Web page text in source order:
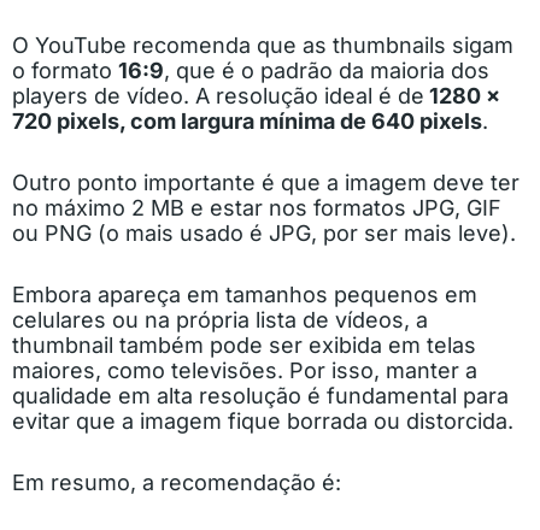
O YouTube recomenda que as thumbnails sigam
o formato 16:9, que é o padrão da maioria dos
players de vídeo. A resolução ideal é de 1280 x
720 pixels, com largura mínima de 640 pixels.
Outro ponto importante é que a imagem deve ter
no máximo 2 MB e estar nos formatos JPG, GIF
ou PNG (o mais usado é JPG, por ser mais leve).
Embora apareça em tamanhos pequenos em
celulares ou na própria lista de vídeos, a
thumbnail também pode ser exibida em telas
maiores, como televisões. Por isso, manter a
qualidade em alta resolução é fundamental para
evitar que a imagem fique borrada ou distorcida.
Em resumo, a recomendação é: